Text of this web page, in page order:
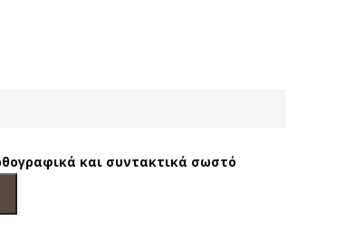
και συντακτικά σωστό